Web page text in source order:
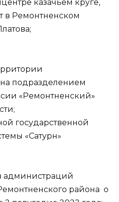
казачьем круге,
в Ремонтненском
подразделением
«Ремонтненский»
государственной
«Сатурн»
администраций
района о